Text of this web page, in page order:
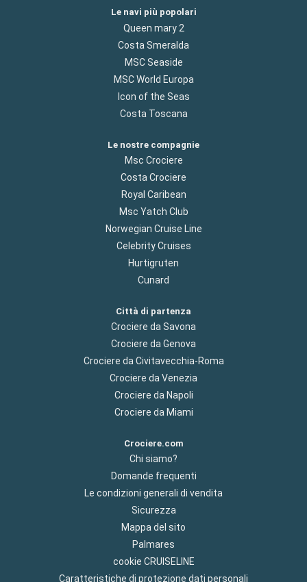
Le navi più popolari
Queen mary 2
Costa Smeralda
MSC Seaside
MSC World Europa
Icon of the Seas
Costa Toscana
Le nostre compagnie
Msc Crociere
Costa Crociere
Royal Caribean
Msc Yatch Club
Norwegian Cruise Line
Celebrity Cruises
Hurtigruten
Cunard
Città di partenza
Crociere da Savona
Crociere da Genova
Crociere da Civitavecchia-Roma
Crociere da Venezia
Crociere da Napoli
Crociere da Miami
Crociere.com
Chi siamo?
Domande frequenti
Le condizioni generali di vendita
Sicurezza
Mappa del sito
Palmares
cookie CRUISELINE
Caratteristiche di protezione dati personali